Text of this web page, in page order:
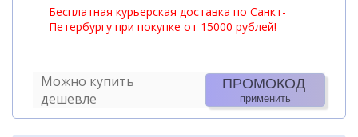
Бесплатная курьерская доставка по Санкт-
Петербургу при покупке от 15000 рублей!
Можно купить
дешевле
ПРОМОКОД
применить